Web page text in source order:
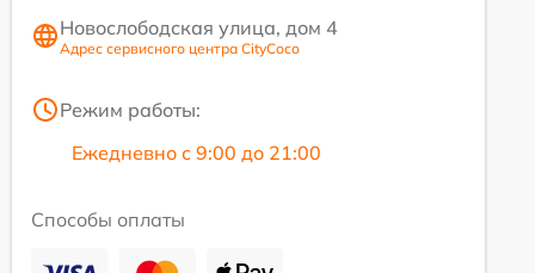
Новослободская улица, дом 4
Адрес сервисного центра CityCoco
Режим работы:
Ежедневно с 9:00 до 21:00
Способы оплаты